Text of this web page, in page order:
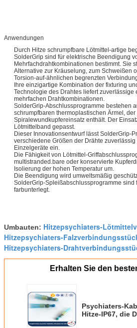
Anwendungen
Durch Hitze schrumpfbare Lötmittel-artige
SolderGrip sind für elektrische Beendigung
Mehrfachdrahtkombinationen bestimmt. Sie
Alternative zur Kräuselung, zum Schweißen
Torsion-auf-ähnlichen begrenzten
Ihre einzigartige Kombination der fixturing
Technologie des Drahtes liefert zuverlässige
mehrfachen Drahtkombinationen.
SolderGrip-Abschlussprogramme bestehen
schrumpfbaren thermoplastischen Ärmel, der
Spiralewundkupfereinsatz enthält. Der
Lötmittelband gepasst.
Dieser Innovationsentwurf lässt SolderGrip-
verschiedene Größen der Drähte
Einzelgeräte ein.
Die Fähigkeit von Lötmittel-
multistranded.bare oder konservierte
Isolierung der hohen Temperatur um.
Die Beendigung wird umweltsmäßig
SolderGrip-Spleißabschlussprogramme sind
farbunterlegt.
Umbauten: Hitzepsychiaters-
Hitzepsychiaters-
Hitzepsychiaters-
Erhalten Sie den
Psychiaters-
Hitze-IP67, die